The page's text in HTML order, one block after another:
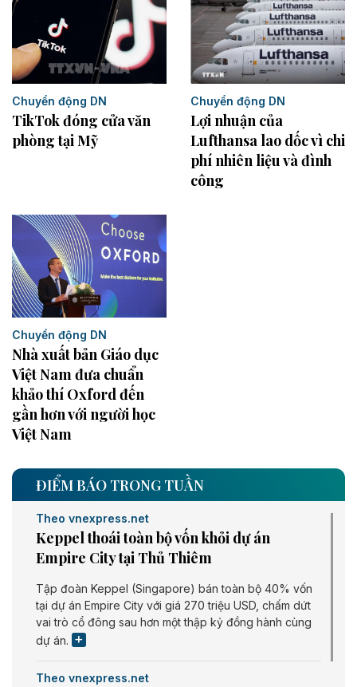
Chuyển động DN
TikTok đóng cửa văn
phòng tại Mỹ
Chuyển động DN
Lợi nhuận của
Lufthansa lao dốc vì chi
phí nhiên liệu và đình
công
Chuyển động DN
Nhà xuất bản Giáo dục
Việt Nam đưa chuẩn
khảo thí Oxford đến
gần hơn với người học
Việt Nam
ĐIỂM BÁO TRONG TUẦN
Theo vnexpress.net
Keppel thoái toàn bộ vốn khỏi dự án
Empire City tại Thủ Thiêm
Tập đoàn Keppel (Singapore) bán toàn bộ 40% vốn
tại dự án Empire City với giá 270 triệu USD, chấm dứt
vai trò cổ đông sau hơn một thập kỷ đồng hành cùng
dự án.
Theo vnexpress.net